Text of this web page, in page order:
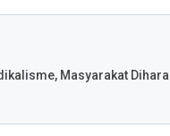
Masyarakat